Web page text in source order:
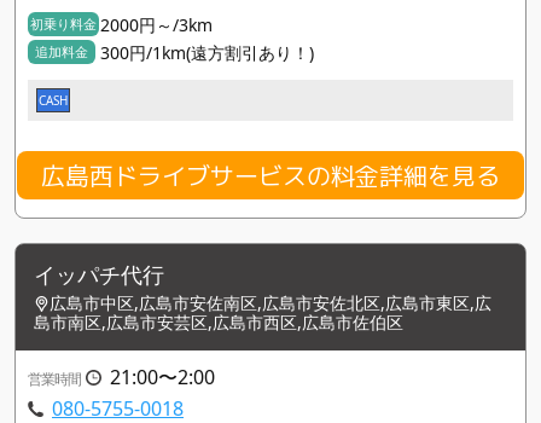
初乗り料金 2000円～/3km
追加料金 300円/1km(遠方割引あり！)
CASH
広島西ドライブサービスの料金詳細を見る
イッパチ代行
広島市中区,広島市安佐南区,広島市安佐北区,広島市東区,広
島市南区,広島市安芸区,広島市西区,広島市佐伯区
営業時間
21:00〜2:00
080-5755-0018